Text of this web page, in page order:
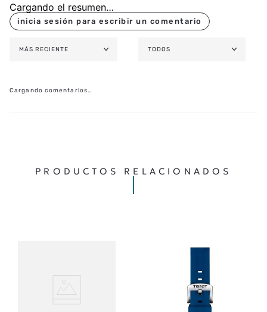
Cargando el resumen…
MÁS RECIENTE TODOS
Cargando comentarios…
PRODUCTOS RELACIONADOS